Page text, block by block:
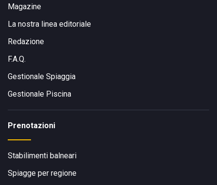
Magazine
La nostra linea editoriale
Redazione
F.A.Q.
Gestionale Spiaggia
Gestionale Piscina
Prenotazioni
Stabilimenti balneari
Spiagge per regione